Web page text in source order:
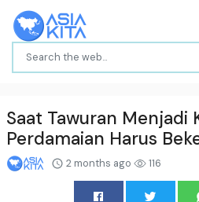
Saat Tawuran Menjadi
Perdamaian Harus
2 months ago 116